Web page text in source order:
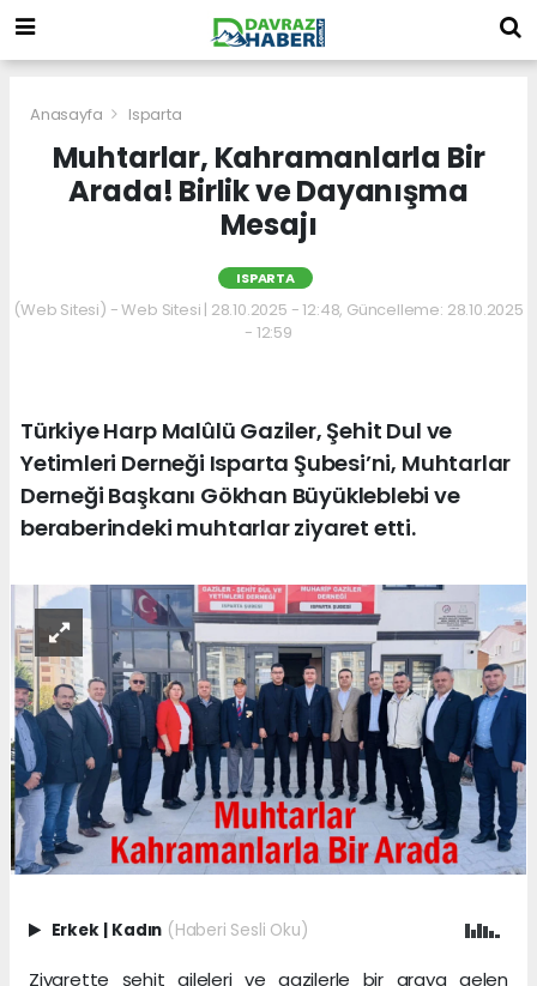
Anasayfa Isparta
Muhtarlar, Kahramanlarla Bir
Arada! Birlik ve Dayanışma
Mesajı
ISPARTA
(Web Sitesi) - Web Sitesi | 28.10.2025 - 12:48, Güncelleme: 28.10.2025
- 12:59
Türkiye Harp Malûlü Gaziler, Şehit Dul ve
Yetimleri Derneği Isparta Şubesi’ni, Muhtarlar
Derneği Başkanı Gökhan Büyükleblebi ve
beraberindeki muhtarlar ziyaret etti.
Erkek | Kadın (Haberi Sesli Oku)
Ziyarette şehit aileleri ve gazilerle bir araya gelen